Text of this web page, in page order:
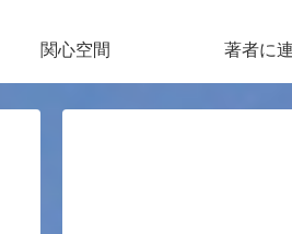
関心空間 著者に